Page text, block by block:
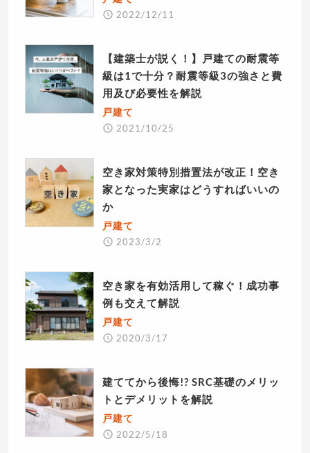
2022/12/11
【建築士が説く！】戸建ての耐震等
級は1で十分？耐震等級3の強さと費
用及び必要性を解説
戸建て
2021/10/25
空き家対策特別措置法が改正！空き
家となった実家はどうすればいいの
か
戸建て
2023/3/2
空き家を有効活用して稼ぐ！成功事
例も交えて解説
戸建て
2020/3/17
建ててから後悔!? SRC基礎のメリッ
トとデメリットを解説
戸建て
2022/5/18